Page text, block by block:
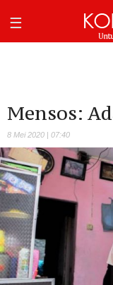
Mensos:
8 Mei 2020 | 07:40